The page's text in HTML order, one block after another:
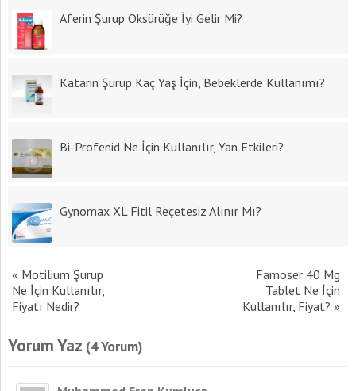
Aferin Şurup Öksürüğe İyi Gelir Mi?
Katarin Şurup Kaç Yaş İçin, Bebeklerde Kullanımı?
Bi-Profenid Ne İçin Kullanılır, Yan Etkileri?
Gynomax XL Fitil Reçetesiz Alınır Mı?
« Motilium Şurup
Ne İçin Kullanılır,
Fiyatı Nedir?
Famoser 40 Mg
Tablet Ne İçin
Kullanılır, Fiyat? »
Yorum Yaz (4 Yorum)